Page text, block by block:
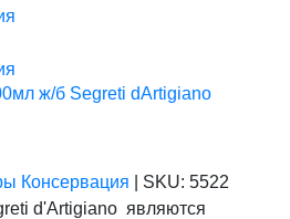
ж/б Segreti dArtigiano
Консервация SKU: 5522
d'Artigiano являются